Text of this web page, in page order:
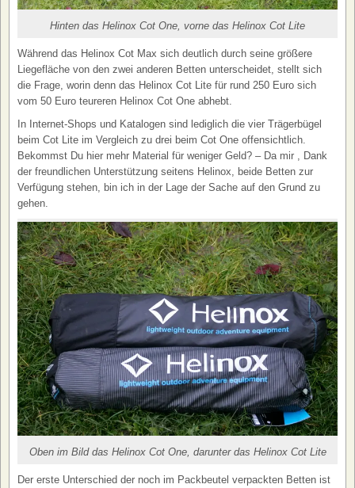
Hinten das Helinox Cot One, vorne das Helinox Cot Lite
Während das Helinox Cot Max sich deutlich durch seine größere
Liegefläche von den zwei anderen Betten unterscheidet, stellt sich
die Frage, worin denn das Helinox Cot Lite für rund 250 Euro sich
vom 50 Euro teureren Helinox Cot One abhebt.
In Internet-Shops und Katalogen sind lediglich die vier Trägerbügel
beim Cot Lite im Vergleich zu drei beim Cot One offensichtlich.
Bekommst Du hier mehr Material für weniger Geld? – Da mir , Dank
der freundlichen Unterstützung seitens Helinox, beide Betten zur
Verfügung stehen, bin ich in der Lage der Sache auf den Grund zu
gehen.
Oben im Bild das Helinox Cot One, darunter das Helinox Cot Lite
Der erste Unterschied der noch im Packbeutel verpackten Betten ist